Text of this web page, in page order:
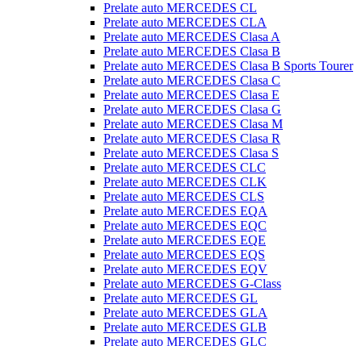
Prelate auto MERCEDES CL
Prelate auto MERCEDES CLA
Prelate auto MERCEDES Clasa A
Prelate auto MERCEDES Clasa B
Prelate auto MERCEDES Clasa B Sports Tourer
Prelate auto MERCEDES Clasa C
Prelate auto MERCEDES Clasa E
Prelate auto MERCEDES Clasa G
Prelate auto MERCEDES Clasa M
Prelate auto MERCEDES Clasa R
Prelate auto MERCEDES Clasa S
Prelate auto MERCEDES CLC
Prelate auto MERCEDES CLK
Prelate auto MERCEDES CLS
Prelate auto MERCEDES EQA
Prelate auto MERCEDES EQC
Prelate auto MERCEDES EQE
Prelate auto MERCEDES EQS
Prelate auto MERCEDES EQV
Prelate auto MERCEDES G-Class
Prelate auto MERCEDES GL
Prelate auto MERCEDES GLA
Prelate auto MERCEDES GLB
Prelate auto MERCEDES GLC